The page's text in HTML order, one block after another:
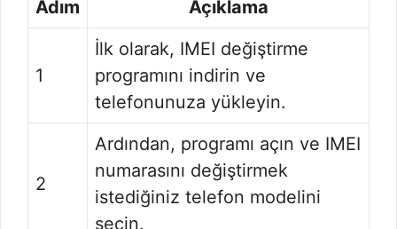
Adım Açıklama
1
İlk olarak, IMEI değiştirme
programını indirin ve
telefonunuza yükleyin.
2
Ardından, programı açın ve IMEI
numarasını değiştirmek
istediğiniz telefon modelini
seçin.